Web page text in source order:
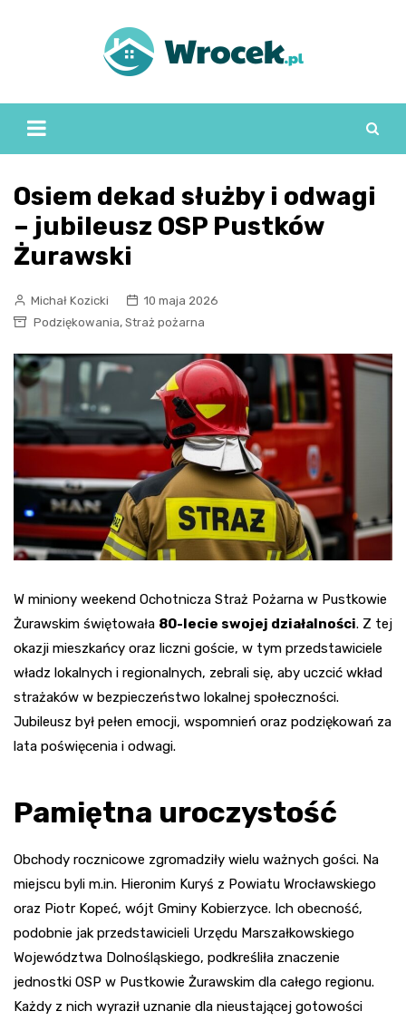
Osiem dekad służby i odwagi
– jubileusz OSP Pustków
Żurawski
Michał Kozicki
10 maja 2026
Podziękowania, Straż pożarna
W miniony weekend Ochotnicza Straż Pożarna w Pustkowie
Żurawskim świętowała 80-lecie swojej działalności. Z tej
okazji mieszkańcy oraz liczni goście, w tym przedstawiciele
władz lokalnych i regionalnych, zebrali się, aby uczcić wkład
strażaków w bezpieczeństwo lokalnej społeczności.
Jubileusz był pełen emocji, wspomnień oraz podziękowań za
lata poświęcenia i odwagi.
Pamiętna uroczystość
Obchody rocznicowe zgromadziły wielu ważnych gości. Na
miejscu byli m.in. Hieronim Kuryś z Powiatu Wrocławskiego
oraz Piotr Kopeć, wójt Gminy Kobierzyce. Ich obecność,
podobnie jak przedstawicieli Urzędu Marszałkowskiego
Województwa Dolnośląskiego, podkreśliła znaczenie
jednostki OSP w Pustkowie Żurawskim dla całego regionu.
Każdy z nich wyraził uznanie dla nieustającej gotowości